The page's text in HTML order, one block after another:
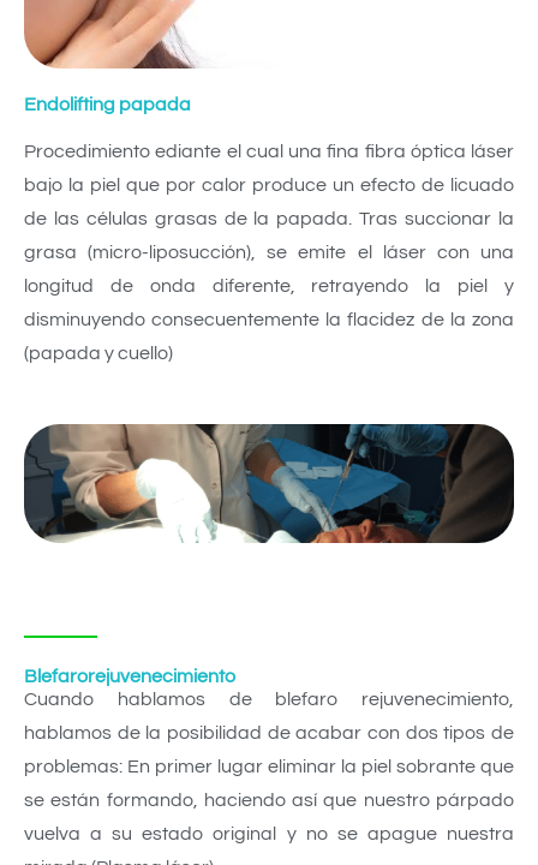
Endolifting papada
Procedimiento ediante el cual una fina fibra óptica láser
bajo la piel que por calor produce un efecto de licuado
de las células grasas de la papada. Tras succionar la
grasa (micro-liposucción), se emite el láser con una
longitud de onda diferente, retrayendo la piel y
disminuyendo consecuentemente la flacidez de la zona
(papada y cuello)
Blefarorejuvenecimiento
Cuando hablamos de blefaro rejuvenecimiento,
hablamos de la posibilidad de acabar con dos tipos de
problemas: En primer lugar eliminar la piel sobrante que
se están formando, haciendo así que nuestro párpado
vuelva a su estado original y no se apague nuestra